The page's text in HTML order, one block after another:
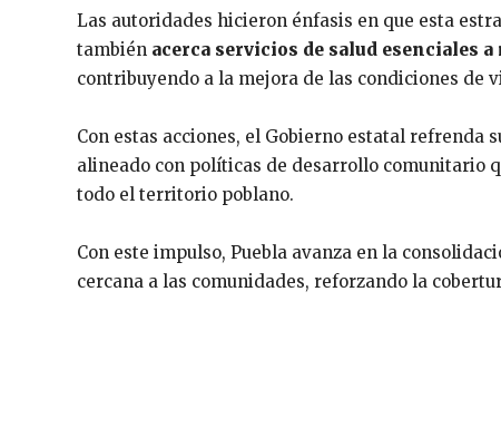
Las autoridades hicieron énfasis en que esta
también acerca servicios de salud esenciales
contribuyendo a la mejora de las condiciones
Con estas acciones, el Gobierno estatal refrenda
alineado con políticas de desarrollo comunitario
todo el territorio poblano.
Con este impulso, Puebla avanza en la
cercana a las comunidades, reforzando la